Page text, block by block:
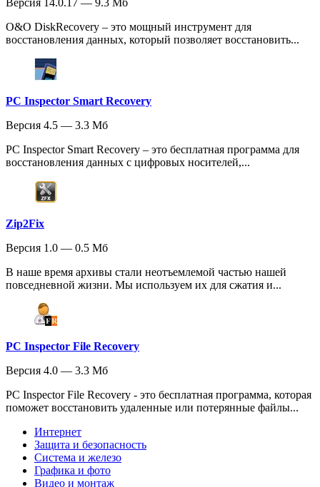
Версия 14.0.17 — 9.3 Мб
O&O DiskRecovery – это мощный инструмент для
восстановления данных, который позволяет восстановить...
PC Inspector Smart Recovery
Версия 4.5 — 3.3 Мб
PC Inspector Smart Recovery – это бесплатная программа для
восстановления данных с цифровых носителей,...
Zip2Fix
Версия 1.0 — 0.5 Мб
В наше время архивы стали неотъемлемой частью нашей
повседневной жизни. Мы используем их для сжатия и...
PC Inspector File Recovery
Версия 4.0 — 3.3 Мб
PC Inspector File Recovery - это бесплатная программа, которая
поможет восстановить удаленные или потерянные файлы...
Интернет
Защита и безопасность
Система и железо
Графика и фото
Видео и монтаж